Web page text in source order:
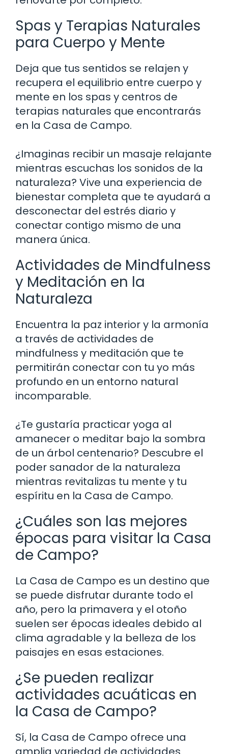
Spas y Terapias Naturales
para Cuerpo y Mente
Deja que tus sentidos se relajen y
recupera el equilibrio entre cuerpo y
mente en los spas y centros de
terapias naturales que encontrarás
en la Casa de Campo.
¿Imaginas recibir un masaje relajante
mientras escuchas los sonidos de la
naturaleza? Vive una experiencia de
bienestar completa que te ayudará a
desconectar del estrés diario y
conectar contigo mismo de una
manera única.
Actividades de Mindfulness
y Meditación en la
Naturaleza
Encuentra la paz interior y la armonía
a través de actividades de
mindfulness y meditación que te
permitirán conectar con tu yo más
profundo en un entorno natural
incomparable.
¿Te gustaría practicar yoga al
amanecer o meditar bajo la sombra
de un árbol centenario? Descubre el
poder sanador de la naturaleza
mientras revitalizas tu mente y tu
espíritu en la Casa de Campo.
¿Cuáles son las mejores
épocas para visitar la Casa
de Campo?
La Casa de Campo es un destino que
se puede disfrutar durante todo el
año, pero la primavera y el otoño
suelen ser épocas ideales debido al
clima agradable y la belleza de los
paisajes en esas estaciones.
¿Se pueden realizar
actividades acuáticas en
la Casa de Campo?
Sí, la Casa de Campo ofrece una